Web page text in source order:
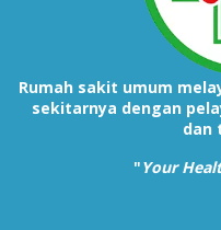
Rumah sakit umum
sekitarnya dengan
dan
"Your